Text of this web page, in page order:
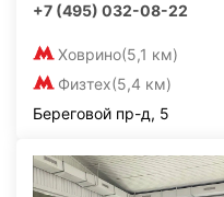
+7 (495) 032-08-22
Ховрино(5,1 км)
Физтех(5,4 км)
Береговой пр-д, 5